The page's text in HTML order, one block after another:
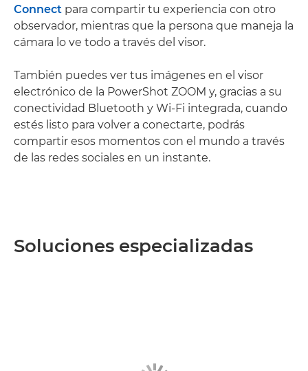
Connect para compartir tu experiencia con otro
observador, mientras que la persona que maneja la
cámara lo ve todo a través del visor.
También puedes ver tus imágenes en el visor
electrónico de la PowerShot ZOOM y, gracias a su
conectividad Bluetooth y Wi-Fi integrada, cuando
estés listo para volver a conectarte, podrás
compartir esos momentos con el mundo a través
de las redes sociales en un instante.
Soluciones especializadas